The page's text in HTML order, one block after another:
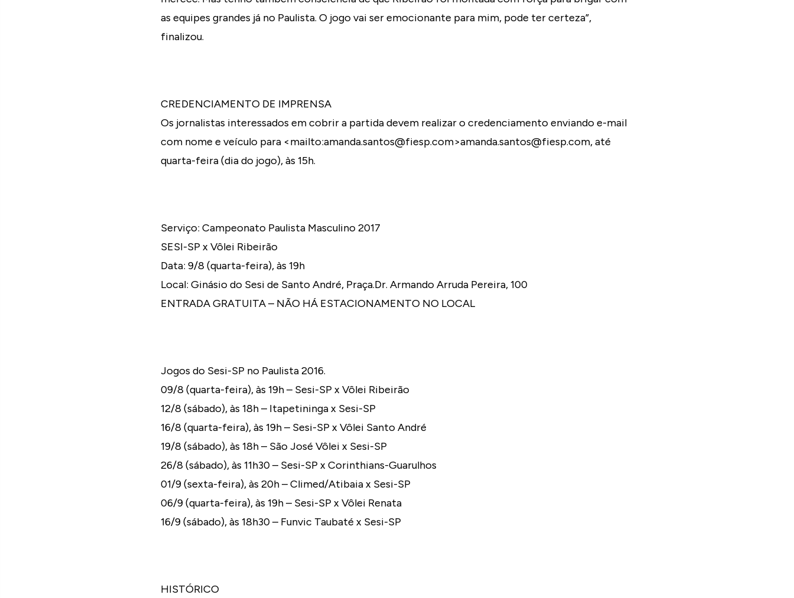
as equipes grandes já no Paulista. O jogo vai ser emocionante para mim, pode ter certeza”,
finalizou.
CREDENCIAMENTO DE IMPRENSA
Os jornalistas interessados em cobrir a partida devem realizar o credenciamento enviando e-mail
com nome e veículo para <mailto:amanda.santos@fiesp.com>amanda.santos@fiesp.com, até
quarta-feira (dia do jogo), às 15h.
Serviço: Campeonato Paulista Masculino 2017
SESI-SP x Vôlei Ribeirão
Data: 9/8 (quarta-feira), às 19h
Local: Ginásio do Sesi de Santo André, Praça.Dr. Armando Arruda Pereira, 100
ENTRADA GRATUITA – NÃO HÁ ESTACIONAMENTO NO LOCAL
Jogos do Sesi-SP no Paulista 2016.
09/8 (quarta-feira), às 19h – Sesi-SP x Vôlei Ribeirão
12/8 (sábado), às 18h – Itapetininga x Sesi-SP
16/8 (quarta-feira), às 19h – Sesi-SP x Vôlei Santo André
19/8 (sábado), às 18h – São José Vôlei x Sesi-SP
26/8 (sábado), às 11h30 – Sesi-SP x Corinthians-Guarulhos
01/9 (sexta-feira), às 20h – Climed/Atibaia x Sesi-SP
06/9 (quarta-feira), às 19h – Sesi-SP x Vôlei Renata
16/9 (sábado), às 18h30 – Funvic Taubaté x Sesi-SP
HISTÓRICO